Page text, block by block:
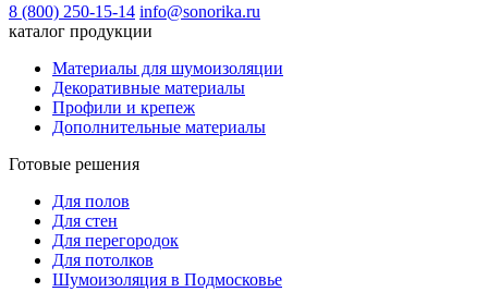
8 (800) 250-15-14 info@sonorika.ru
каталог продукции
Материалы для шумоизоляции
Декоративные материалы
Профили и крепеж
Дополнительные материалы
Готовые решения
Для полов
Для стен
Для перегородок
Для потолков
Шумоизоляция в Подмосковье